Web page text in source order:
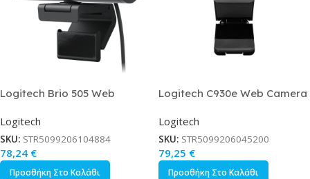
Logitech Brio 505 Web
Autofocus
Logitech
SKU: STR5099206104884
78,24 €
Προσθήκη Στο Καλάθι
Logitech C930e Web Camera
Logitech
SKU: STR5099206045200
79,25 €
Προσθήκη Στο Καλάθι